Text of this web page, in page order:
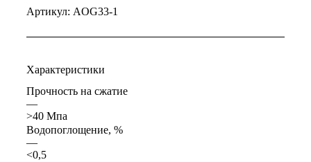
Артикул: AOG33-1
Характеристики
Прочность на сжатие
—
>40 Мпа
Водопоглощение, %
—
<0,5